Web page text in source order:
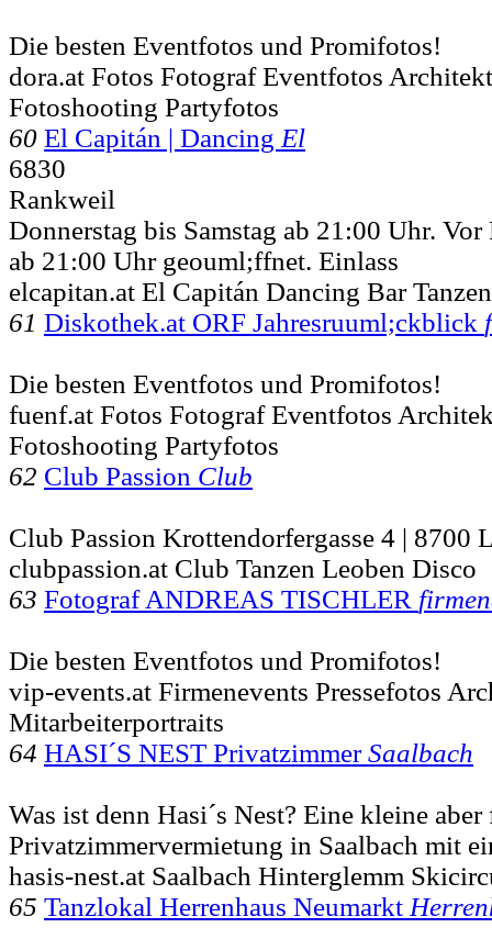
Die besten Eventfotos und Promifotos!
dora.at Fotos Fotograf Eventfotos
Fotoshooting Partyfotos
60 El Capitán | Dancing El
6830
Rankweil
Donnerstag bis Samstag ab 21:00 Uhr.
ab 21:00 Uhr geouml;ffnet. Einlass
elcapitan.at El Capitán Dancing Bar Tanzen
61 Diskothek.at ORF Jahresruuml;ckblick
Die besten Eventfotos und Promifotos!
fuenf.at Fotos Fotograf Eventfotos
Fotoshooting Partyfotos
62 Club Passion Club
Club Passion Krottendorfergasse 4 | 8700
clubpassion.at Club Tanzen Leoben Disco
63 Fotograf ANDREAS TISCHLER
Die besten Eventfotos und Promifotos!
vip-events.at Firmenevents Pressefotos
Mitarbeiterportraits
64 HASI´S NEST PrivatzimmerSaalbach
Was ist denn Hasi´s Nest? Eine kleine aber
Privatzimmervermietung in Saalbach mit
hasis-nest.at Saalbach Hinterglemm
65 Tanzlokal Herrenhaus Neumarkt